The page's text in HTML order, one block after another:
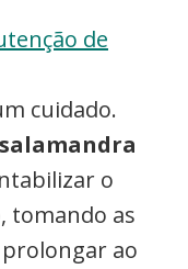
de
cuidado.
salamandra
o
tomando as
ao